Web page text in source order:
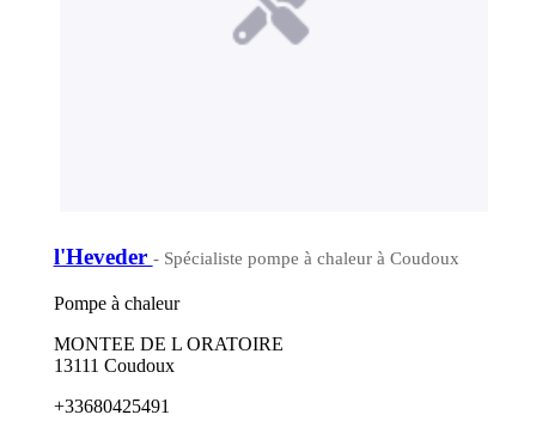
l'Heveder - Spécialiste pompe à chaleur à Coudoux
Pompe à chaleur
MONTEE DE L ORATOIRE
13111 Coudoux
+33680425491